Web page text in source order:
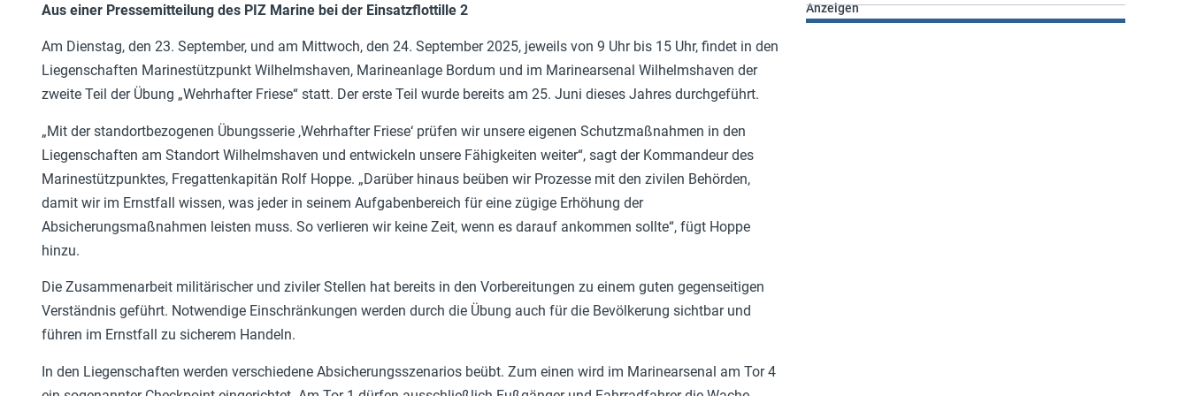
Aus einer Pressemitteilung des PIZ Marine bei der Einsatzflottille 2
Am Dienstag, den 23. September, und am Mittwoch, den 24. September 2025, jeweils von 9 Uhr bis 15 Uhr, findet in den
Liegenschaften Marinestützpunkt Wilhelmshaven, Marineanlage Bordum und im Marinearsenal Wilhelmshaven der
zweite Teil der Übung „Wehrhafter Friese“ statt. Der erste Teil wurde bereits am 25. Juni dieses Jahres durchgeführt.
„Mit der standortbezogenen Übungsserie ‚Wehrhafter Friese‘ prüfen wir unsere eigenen Schutzmaßnahmen in den
Liegenschaften am Standort Wilhelmshaven und entwickeln unsere Fähigkeiten weiter“, sagt der Kommandeur des
Marinestützpunktes, Fregattenkapitän Rolf Hoppe. „Darüber hinaus beüben wir Prozesse mit den zivilen Behörden,
damit wir im Ernstfall wissen, was jeder in seinem Aufgabenbereich für eine zügige Erhöhung der
Absicherungsmaßnahmen leisten muss. So verlieren wir keine Zeit, wenn es darauf ankommen sollte“, fügt Hoppe
hinzu.
Die Zusammenarbeit militärischer und ziviler Stellen hat bereits in den Vorbereitungen zu einem guten gegenseitigen
Verständnis geführt. Notwendige Einschränkungen werden durch die Übung auch für die Bevölkerung sichtbar und
führen im Ernstfall zu sicherem Handeln.
In den Liegenschaften werden verschiedene Absicherungsszenarios beübt. Zum einen wird im Marinearsenal am Tor 4
Anzeigen